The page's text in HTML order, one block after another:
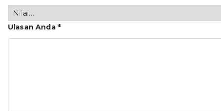
Ulasan Anda *